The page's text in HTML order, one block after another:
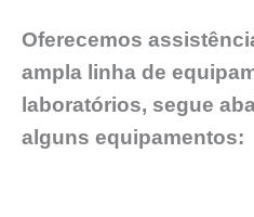
Oferecemos
ampla linha de
laboratórios, segue
alguns equipamentos: